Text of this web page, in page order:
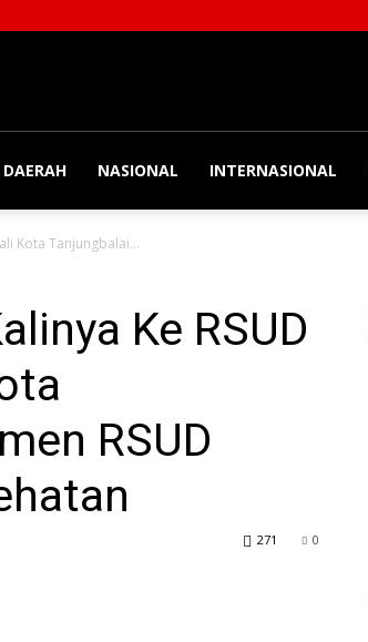
DAERAH NASIONAL INTERNASIONAL
Kota Tanjungbalai...
Ke RSUD
RSUD
0
271